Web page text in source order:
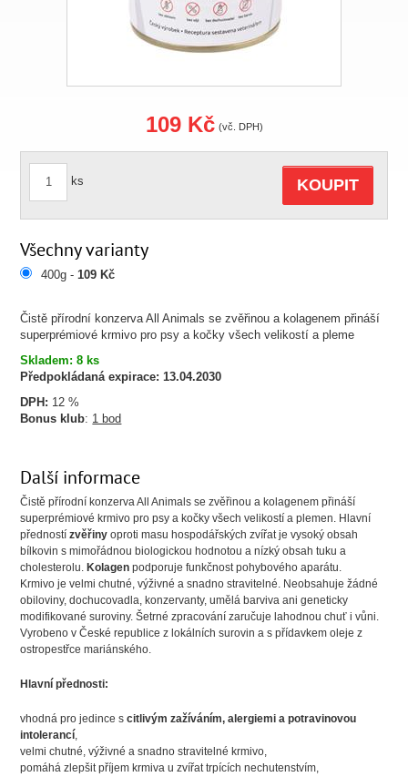
Čistě přírodní konzerva All Animals se zvěřinou a kolagenem přináší
superprémiové krmivo pro psy a kočky všech velikostí a pleme
Skladem: 8 ks
Předpokládaná expirace: 13.04.2030
DPH: 12 %
Bonus klub: 1 bod
109 Kč (vč. DPH)
ks KOUPIT
Všechny varianty
400g -109 Kč
Další informace
Čistě přírodní konzerva All Animals se zvěřinou a kolagenem přináší
superprémiové krmivo pro psy a kočky všech velikostí a plemen. Hlavní
přednostízvěřinyoproti masu hospodářských zvířat je vysoký obsah
bílkovin s mimořádnou biologickou hodnotou a nízký obsah tuku a
cholesterolu. Kolagen podporuje funkčnost pohybového aparátu.
Krmivo je velmi chutné, výživné a snadno stravitelné. Neobsahuje žádné
obiloviny, dochucovadla, konzervanty, umělá barviva ani geneticky
modifikované suroviny. Šetrné zpracování zaručuje lahodnou chuť i vůni.
Vyrobeno v České republice z lokálních surovin a s přídavkem oleje z
ostropestřce mariánského.
Hlavní přednosti:
vhodná pro jedince scitlivým zažíváním, alergiemi a potravinovou
intolerancí,
velmi chutné, výživné a snadno stravitelné krmivo,
pomáhá zlepšit příjem krmiva u zvířat trpících nechutenstvím,